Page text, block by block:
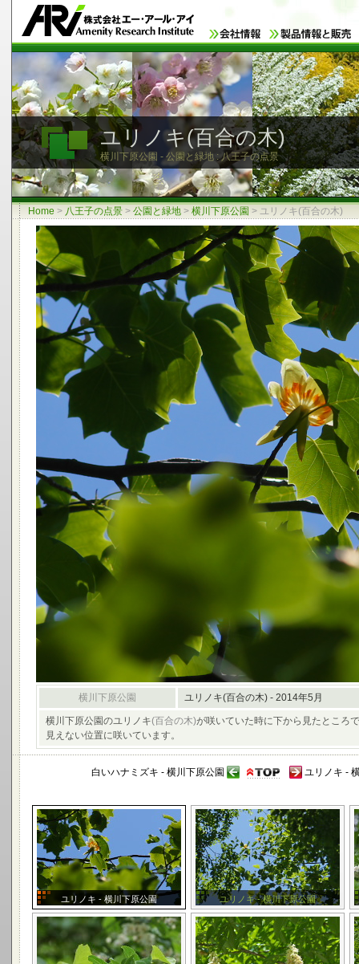
ユリノキ(百合の木)
横川下原公園 - 公園と緑地 : 八王子の点景
Home > 八王子の点景 > 公園と緑地 > 横川下原公園 > ユリノキ(百合の木)
横川下原公園 ユリノキ(百合の木) - 2014年5月
横川下原公園のユリノキ(百合の木)が咲いていた時に下から見たところ
見えない位置に咲いています。
白いハナミズキ - 横川下原公園 ユリノキ -
ユリノキ - 横川下原公園 ユリノキ - 横川下原公園